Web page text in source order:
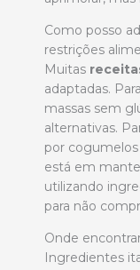
Como posso
restrições
Muitas
adaptadas.
massas sem
alternativas.
por
está em
utilizando
para não
Onde
Ingredientes